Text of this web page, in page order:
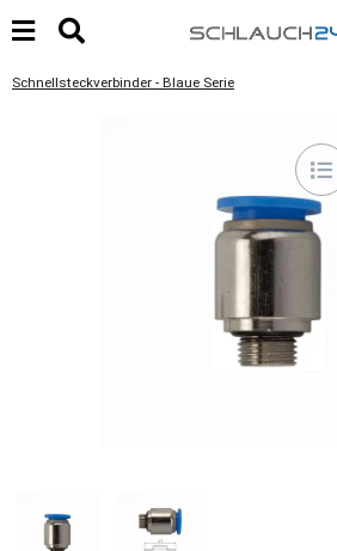
Schnellsteckverbinder - Blaue Serie